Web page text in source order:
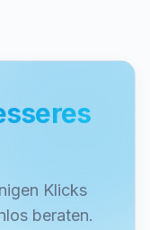
Klicks
beraten.